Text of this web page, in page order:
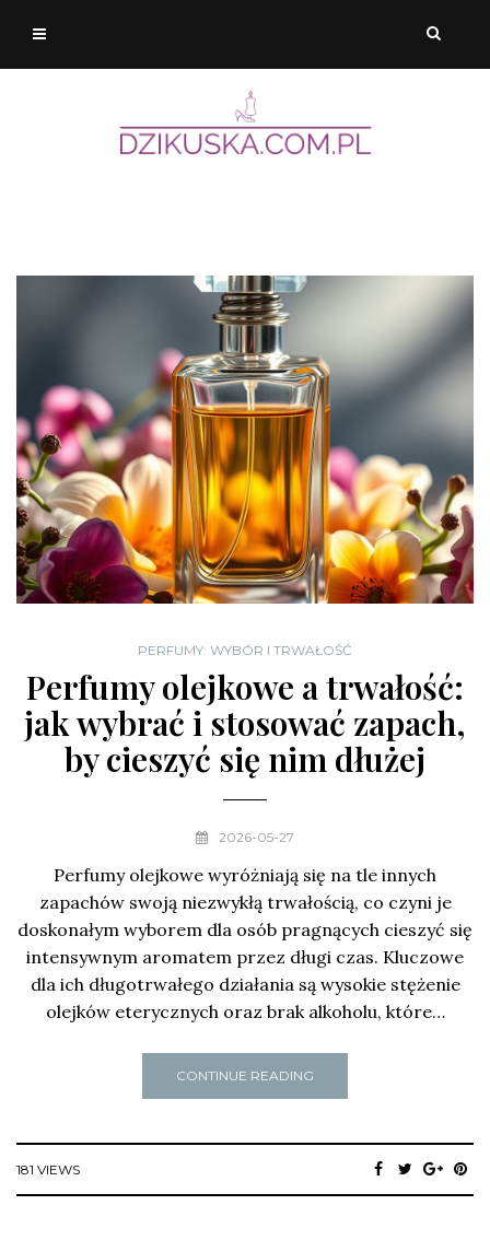
PERFUMY: WYBÓR I TRWAŁOŚĆ
Perfumy olejkowe a trwałość:
jak wybrać i stosować zapach,
by cieszyć się nim dłużej
2026-05-27
Perfumy olejkowe wyróżniają się na tle innych
zapachów swoją niezwykłą trwałością, co czyni je
doskonałym wyborem dla osób pragnących cieszyć się
intensywnym aromatem przez długi czas. Kluczowe
dla ich długotrwałego działania są wysokie stężenie
olejków eterycznych oraz brak alkoholu, które…
CONTINUE READING
181 VIEWS